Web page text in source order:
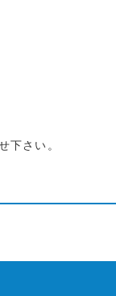
下さい。